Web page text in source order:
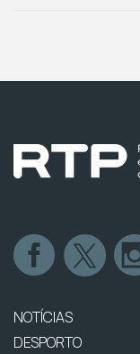
NOTÍCIAS
DESPORTO